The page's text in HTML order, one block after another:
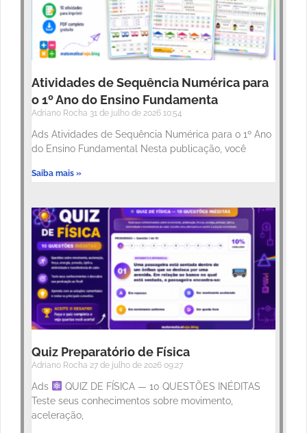
Atividades de Sequência Numérica para
o 1º Ano do Ensino Fundamenta
Adriano Rocha 31 de julho de 2026 10:54
Ads Atividades de Sequência Numérica para o 1º Ano
do Ensino Fundamental Nesta publicação, você
Saiba mais »
Quiz Preparatório de Física
Adriano Rocha 27 de julho de 2026 09:27
Ads
QUIZ DE FÍSICA — 10 QUESTÕES INÉDITAS
Teste seus conhecimentos sobre movimento,
aceleração,